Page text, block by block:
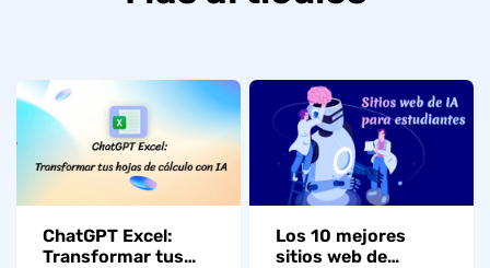
ChatGPT Excel:
Transformar tus
Los 10 mejores
sitios web de